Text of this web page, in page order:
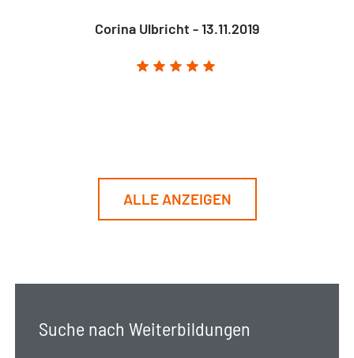
Corina Ulbricht - 13.11.2019
ALLE ANZEIGEN
Suche nach Weiterbildungen